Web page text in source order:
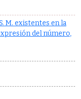
M. existentes en la
del número,